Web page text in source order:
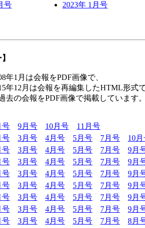
号 2023年 1月号
年1月は会報をPDF画像で、
年12月は会報を再編集したHTML形式で
去の会報をPDF画像で掲載しています。
号 9月号 10月号
11月号
号 3月号 4月号 5月号 7月号 10
号 3月号 4月号 5月号 7月号 9月
号 3月号 4月号 5月号 7月号 9月
号 3月号 4月号 5月号 7月号 9月
号 3月号 4月号 5月号 7月号 9月
号 3月号 4月号 5月号 7月号 9月
号 3月号 4月号 5月号 7月号 9月
号 3月号 4月号 5月号 7月号 8月